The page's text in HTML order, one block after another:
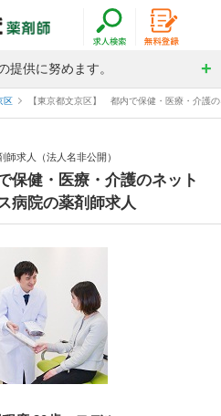
提供に努めます。
区 【東京都文京区】 都内で保健・医療・介護
求人（法人名非公開）
保健・医療・介護のネット
病院の薬剤師求人